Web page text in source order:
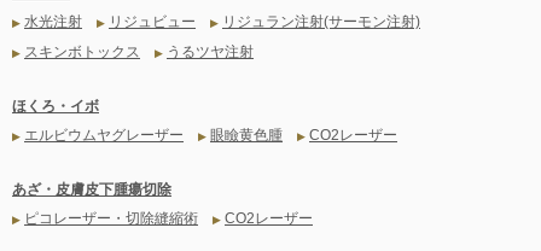
▶ 水光注射 ▶ リジュビュー ▶ リジュラン注射(サーモン注射)
▶ スキンボトックス ▶ うるツヤ注射
ほくろ・イボ
▶ エルビウムヤグレーザー ▶ 眼瞼黄色腫 ▶ CO2レーザー
あざ・皮膚皮下腫瘍切除
▶ ピコレーザー・切除縫縮術 ▶ CO2レーザー